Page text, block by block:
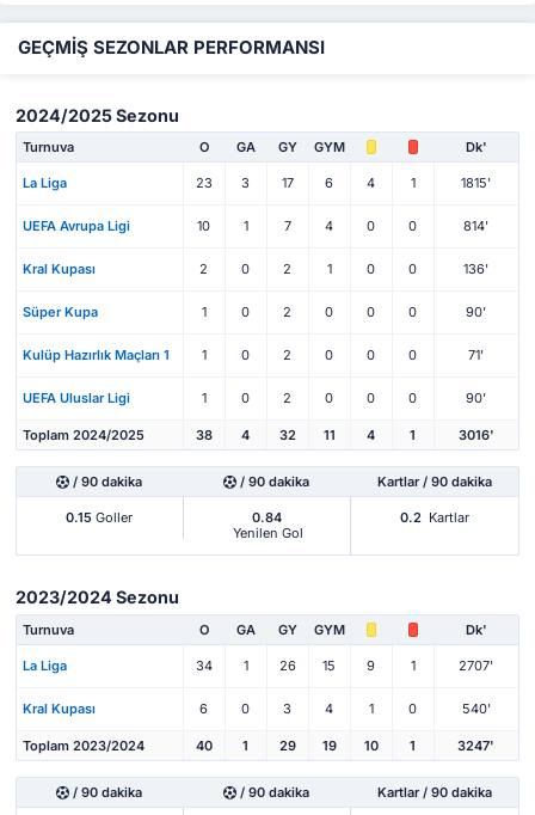
GEÇMİŞ SEZONLAR PERFORMANSI
2024/2025 Sezonu
Turnuva O GA GY GYM Dk'
La Liga 23 3 17 6 4 1 1815'
UEFA Avrupa Ligi 10 1 7 4 0 0 814'
Kral Kupası 2 0 2 1 0 0 136'
Süper Kupa 1 0 2 0 0 0 90'
Kulüp Hazırlık Maçları 1 1 0 2 0 0 0 71'
UEFA Uluslar Ligi 1 0 2 0 0 0 90'
Toplam 2024/2025 38 4 32 11 4 1 3016'
/ 90 dakika / 90 dakika Kartlar / 90 dakika
0.15 Goller
0.84
Yenilen Gol
0.2 Kartlar
2023/2024 Sezonu
Turnuva O GA GY GYM Dk'
La Liga 34 1 26 15 9 1 2707'
Kral Kupası 6 0 3 4 1 0 540'
Toplam 2023/2024 40 1 29 19 10 1 3247'
/ 90 dakika / 90 dakika Kartlar / 90 dakika